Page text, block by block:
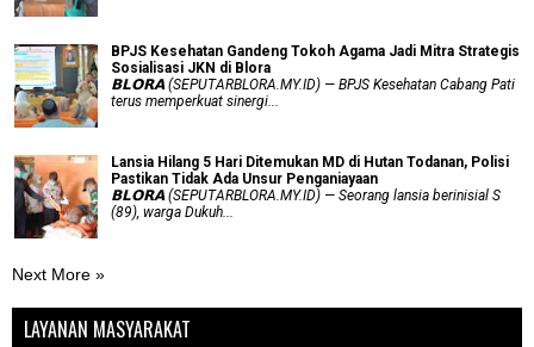
BPJS Kesehatan Gandeng Tokoh Agama Jadi Mitra Strategis
Sosialisasi JKN di Blora
𝗕𝗟𝗢𝗥𝗔 (SEPUTARBLORA.MY.ID) — BPJS Kesehatan Cabang Pati
terus memperkuat sinergi...
Lansia Hilang 5 Hari Ditemukan MD di Hutan Todanan, Polisi
Pastikan Tidak Ada Unsur Penganiayaan
𝗕𝗟𝗢𝗥𝗔 (SEPUTARBLORA.MY.ID) — Seorang lansia berinisial S
(89), warga Dukuh...
Next More »
LAYANAN MASYARAKAT